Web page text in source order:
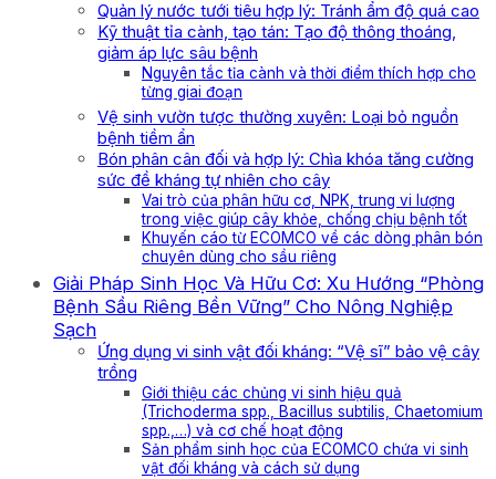
Quản lý nước tưới tiêu hợp lý: Tránh ẩm độ quá cao
Kỹ thuật tỉa cành, tạo tán: Tạo độ thông thoáng,
giảm áp lực sâu bệnh
Nguyên tắc tỉa cành và thời điểm thích hợp cho
từng giai đoạn
Vệ sinh vườn tược thường xuyên: Loại bỏ nguồn
bệnh tiềm ẩn
Bón phân cân đối và hợp lý: Chìa khóa tăng cường
sức đề kháng tự nhiên cho cây
Vai trò của phân hữu cơ, NPK, trung vi lượng
trong việc giúp cây khỏe, chống chịu bệnh tốt
Khuyến cáo từ ECOMCO về các dòng phân bón
chuyên dùng cho sầu riêng
Giải Pháp Sinh Học Và Hữu Cơ: Xu Hướng “Phòng
Bệnh Sầu Riêng Bền Vững” Cho Nông Nghiệp
Sạch
Ứng dụng vi sinh vật đối kháng: “Vệ sĩ” bảo vệ cây
trồng
Giới thiệu các chủng vi sinh hiệu quả
(Trichoderma spp., Bacillus subtilis, Chaetomium
spp.,…) và cơ chế hoạt động
Sản phẩm sinh học của ECOMCO chứa vi sinh
vật đối kháng và cách sử dụng